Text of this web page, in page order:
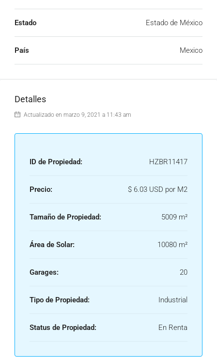
Estado Estado de México
País Mexico
Detalles
Actualizado en marzo 9, 2021 a 11:43 am
ID de Propiedad: HZBR11417
Precio: $ 6.03 USD por M2
Tamaño de Propiedad: 5009 m²
Área de Solar: 10080 m²
Garages: 20
Tipo de Propiedad: Industrial
Status de Propiedad: En Renta